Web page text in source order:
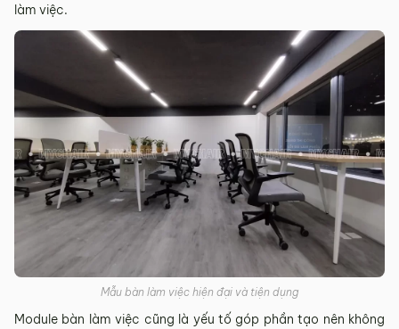
làm việc.
Mẫu bàn làm việc hiện đại và tiện dụng
Module bàn làm việc cũng là yếu tố góp phần tạo nên không